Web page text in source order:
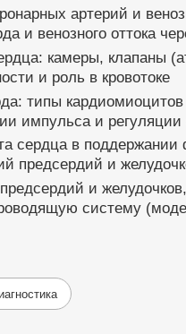
артерий и
и венозного оттока
камеры, клапаны
и роль в кровотоке
типы
импульса и регуляции
сердца в
предсердий и
и
систему